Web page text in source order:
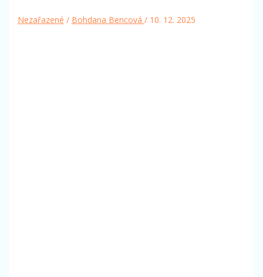
Nezařazené / Bohdana Bencová / 10. 12. 2025